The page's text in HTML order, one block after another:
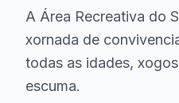
A Área Recreativa do
xornada de
todas as idades,
escuma.